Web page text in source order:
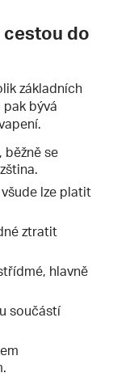
cestou do
základních
bývá
běžně se
lze platit
ztratit
hlavně
součástí